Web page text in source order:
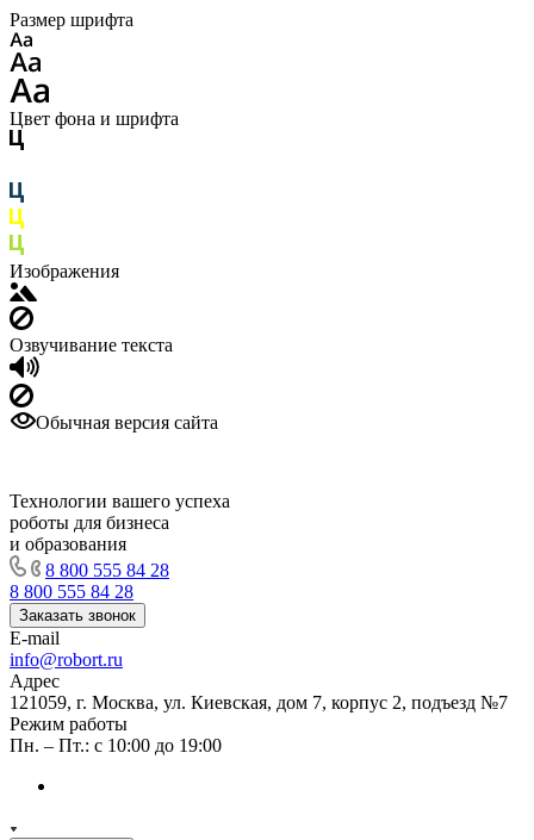
Размер шрифта
Цвет фона и шрифта
Изображения
Озвучивание текста
Обычная версия сайта
Технологии вашего успеха
роботы для бизнеса
и образования
8 800 555 84 28
8 800 555 84 28
Заказать звонок
E-mail
info@robort.ru
Адрес
121059, г. Москва, ул. Киевская, дом 7, корпус 2, подъезд №7
Режим работы
Пн. – Пт.: с 10:00 до 19:00